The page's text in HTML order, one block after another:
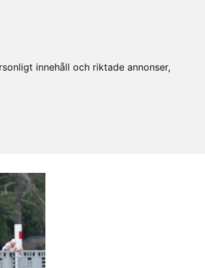
innehåll och riktade annonser,